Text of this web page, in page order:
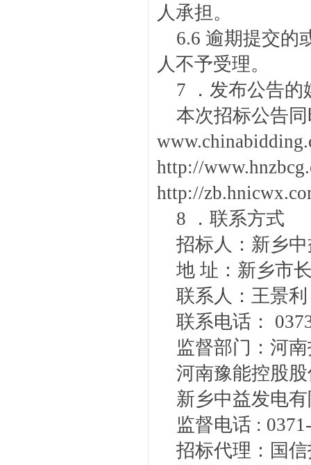
人承担。
6.6 逾期提交的
人不予受理。
7 ．发布公告的
本次招标公告
http://
http://
8 ．联系方式
招标人：新乡
地 址：新乡市
联系人：王景利
联系电话：
监督部门：河
河南豫能控股
新乡中益发电
监督电话 :
招标代理：国